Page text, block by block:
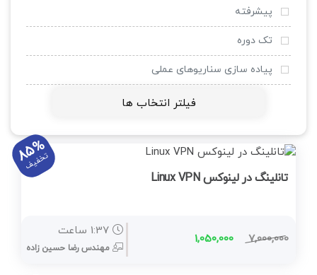
لینوکس
VOIP
کلاس مجازی LMS
مجازی سازی
کامپتیا
Veeam
پیشرفته
تک دوره
پیاده سازی سناریوهای عملی
فیلتر انتخاب ها
85%
تخفیف
تانلینگ در لینوکس Linux VPN
7,000,000
1,050,000
مهندس رضا حسين زاده